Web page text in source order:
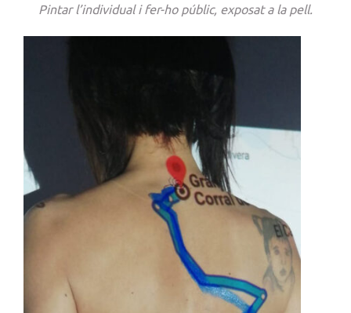
Pintar l’individual i fer-ho públic, exposat a la pell.